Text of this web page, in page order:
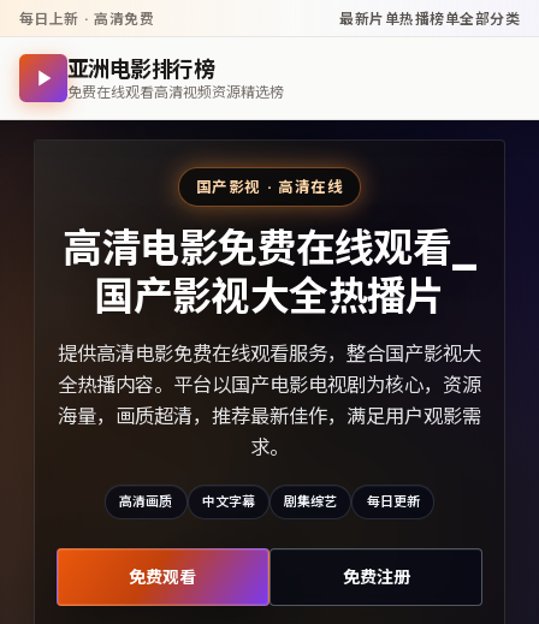
每日上新 · 高清免费 最新片单热播榜单全部分类
亚洲电影排行榜
免费在线观看高清视频资源精选榜
国产影视 · 高清在线
高清电影免费在线观看_
国产影视大全热播片
提供高清电影免费在线观看服务，整合国产影视大
全热播内容。平台以国产电影电视剧为核心，资源
海量，画质超清，推荐最新佳作，满足用户观影需
求。
高清画质 中文字幕 剧集综艺 每日更新
免费观看 免费注册